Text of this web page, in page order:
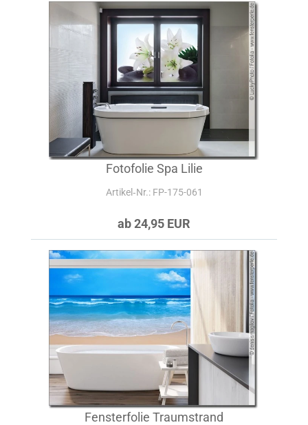
Fotofolie Spa Lilie
Artikel‑Nr.: FP-175-061
ab 24,95 EUR
Fensterfolie Traumstrand